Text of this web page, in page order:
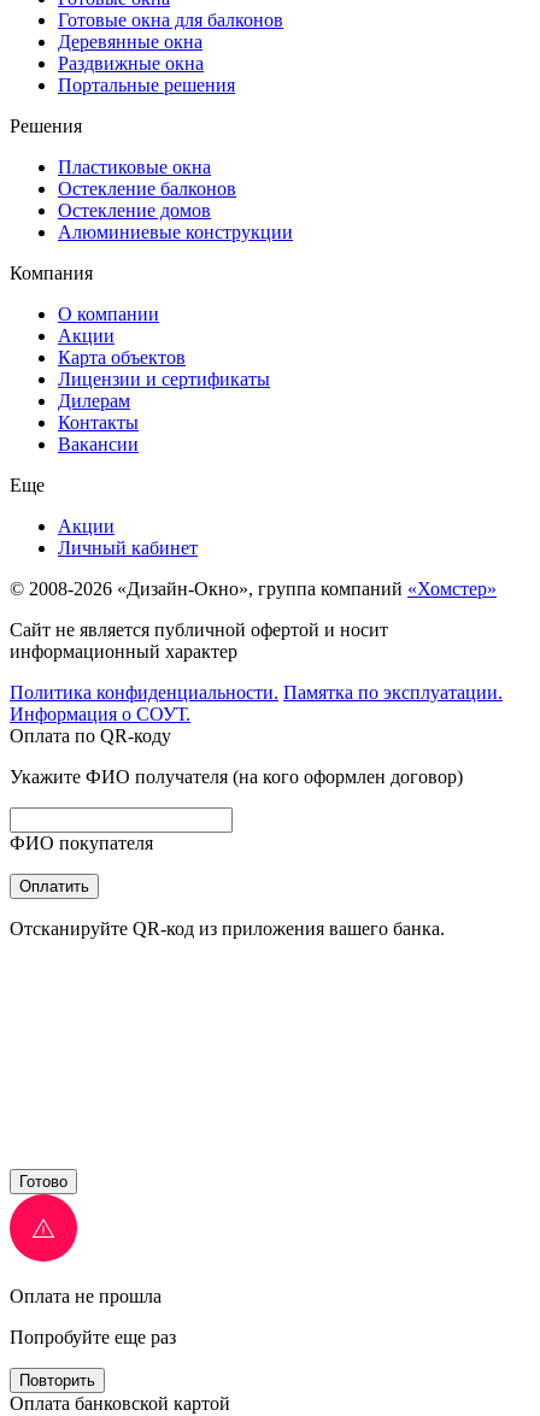
Готовые окна для балконов
Деревянные окна
Раздвижные окна
Портальные решения
Решения
Пластиковые окна
Остекление балконов
Остекление домов
Алюминиевые конструкции
Компания
О компании
Акции
Карта объектов
Лицензии и сертификаты
Дилерам
Контакты
Вакансии
Еще
Акции
Личный кабинет
© 2008-2026 «Дизайн-Окно», группа компаний «Хомстер»
Сайт не является публичной офертой и носит
информационный характер
Политика конфиденциальности. Памятка по эксплуатации.
Информация о СОУТ.
Оплата по QR-коду
Укажите ФИО получателя (на кого оформлен договор)
ФИО покупателя
Оплатить
Отсканируйте QR-код из приложения вашего банка.
Готово
Оплата не прошла
Попробуйте еще раз
Повторить
Оплата банковской картой